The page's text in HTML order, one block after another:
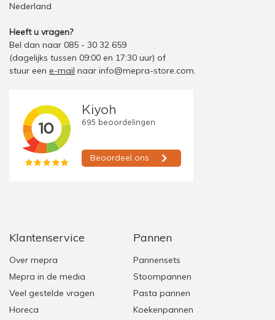
Nederland
Heeft u vragen?
Bel dan naar 085 - 30 32 659
(dagelijks tussen 09:00 en 17:30 uur) of
stuur een e-mail naar info@mepra-store.com.
Klantenservice
Over mepra
Mepra in de media
Veel gestelde vragen
Horeca
Pannen
Pannensets
Stoompannen
Pasta pannen
Koekenpannen